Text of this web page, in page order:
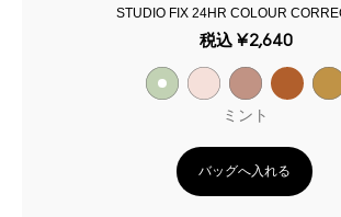
STUDIO FIX 24HR COLOUR
税込 ¥2,640
ミント
バッグへ入れる